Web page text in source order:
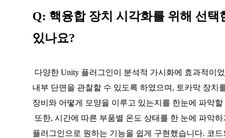
Q: 핵융합 장치 시각화를 위해 선택
있나요?
다양한 Unity 플러그인이 분석적 가시화에 효과적이
내부 단면을 관찰할 수 있도록 하였으며, 토카막 장치
장비와 어떻게 모양을 이루고 있는지를 한눈에 파악
또한, 시간에 따른 부품별 온도 상태를 한 눈에 파악
플러그인으로 원하는 기능을 쉽게 구현했습니다. 코